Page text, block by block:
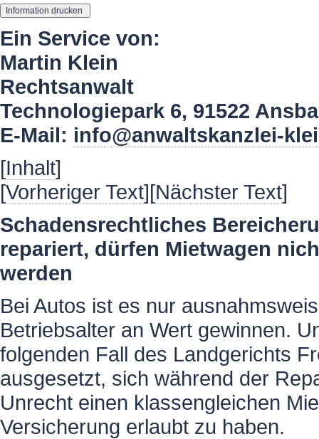
Ein Service von:
Martin Klein
Rechtsanwalt
Technologiepark 6, 91522
E-Mail: info@anwaltskanzlei-
[Inhalt]
[Vorheriger Text][Nächster Text]
Schadensrechtliches
repariert, dürfen Mietwagen
werden
Bei Autos ist es nur
Betriebsalter an Wert gewinnen.
folgenden Fall des Landgerichts
ausgesetzt, sich während der
Unrecht einen klassengleichen
Versicherung erlaubt zu haben.